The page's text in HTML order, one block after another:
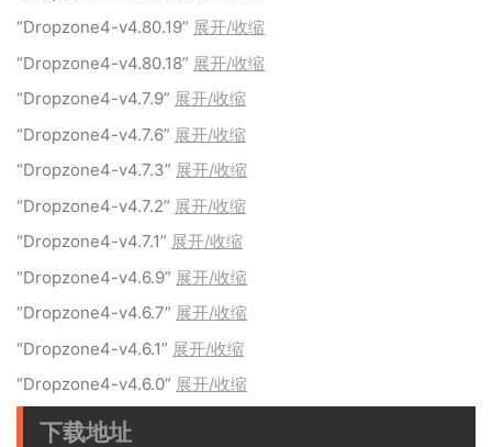
“Dropzone4-v4.80.19” 展开/收缩
“Dropzone4-v4.80.18” 展开/收缩
“Dropzone4-v4.7.9” 展开/收缩
“Dropzone4-v4.7.6” 展开/收缩
“Dropzone4-v4.7.3” 展开/收缩
“Dropzone4-v4.7.2” 展开/收缩
“Dropzone4-v4.7.1” 展开/收缩
“Dropzone4-v4.6.9” 展开/收缩
“Dropzone4-v4.6.7” 展开/收缩
“Dropzone4-v4.6.1” 展开/收缩
“Dropzone4-v4.6.0” 展开/收缩
下载地址